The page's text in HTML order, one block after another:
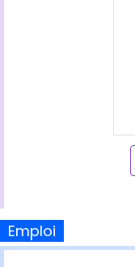
Emploi